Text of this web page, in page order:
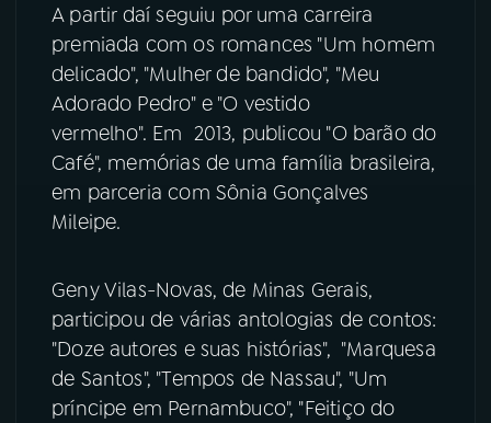
PRÊMIO RÁDIO MEC
ACOMPANHE A RÁDIO MEC
YouTube Facebook
Instagram
A partir daí seguiu por uma carreira
premiada com os romances "Um homem
delicado", "Mulher de bandido", "Meu
Adorado Pedro" e "O vestido
vermelho". Em 2013, publicou "O barão do
Café", memórias de uma família brasileira,
em parceria com Sônia Gonçalves
Mileipe.
Geny Vilas-Novas, de Minas Gerais,
participou de várias antologias de contos:
"Doze autores e suas histórias", "Marquesa
de Santos", "Tempos de Nassau", "Um
príncipe em Pernambuco", "Feitiço do